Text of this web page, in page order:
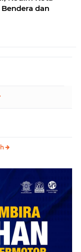
dan